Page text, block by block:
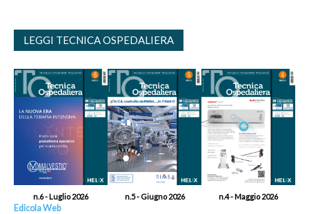
LEGGI TECNICA OSPEDALIERA
n.6 - Luglio 2026 n.5 - Giugno 2026 n.4 - Maggio 2026
Edicola Web